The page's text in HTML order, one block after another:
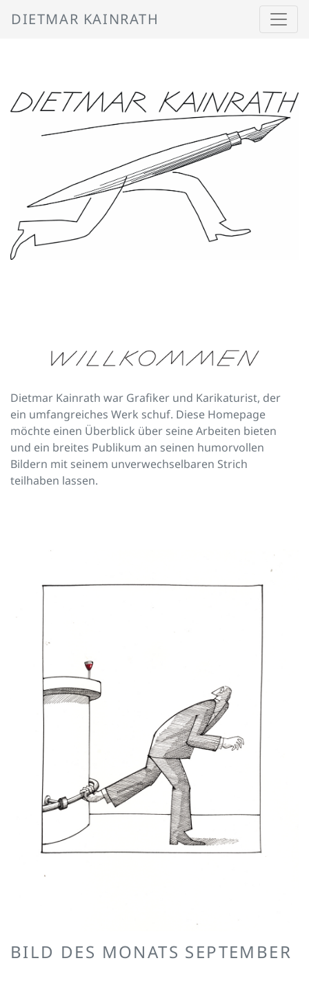
DIETMAR KAINRATH
Dietmar Kainrath war Grafiker und Karikaturist, der
ein umfangreiches Werk schuf. Diese Homepage
möchte einen Überblick über seine Arbeiten bieten
und ein breites Publikum an seinen humorvollen
Bildern mit seinem unverwechselbaren Strich
teilhaben lassen.
BILD DES MONATS SEPTEMBER